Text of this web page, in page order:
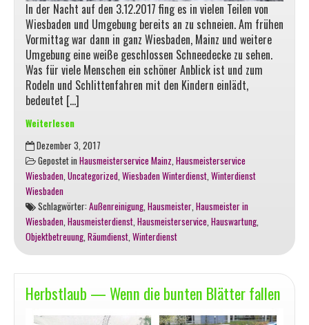
In der Nacht auf den 3.12.2017 fing es in vielen Teilen von
Wiesbaden und Umgebung bereits an zu schneien. Am frühen
Vormittag war dann in ganz Wiesbaden, Mainz und weitere
Umgebung eine weiße geschlossen Schneedecke zu sehen.
Was für viele Menschen ein schöner Anblick ist und zum
Rodeln und Schlittenfahren mit den Kindern einlädt,
bedeutet […]
Weiterlesen
Der
erster
richtige
Schnee
ist
da
Dezember 3, 2017
Gepostet inHausmeisterservice Mainz,Hausmeisterservice
Wiesbaden,Uncategorized,Wiesbaden Winterdienst,Winterdienst
Wiesbaden
Schlagwörter:Außenreinigung,Hausmeister,Hausmeister in
Wiesbaden,Hausmeisterdienst,Hausmeisterservice,Hauswartung,
Objektbetreuung,Räumdienst,Winterdienst
Herbstlaub — Wenn die bunten Blätter fallen